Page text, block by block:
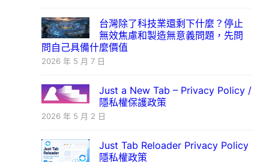
台灣除了科技業還剩下什麼？停止
無效焦慮和製造無意義問題，先問
問自己具備什麼價值
2026 年 5 月 7 日
Just a New Tab – Privacy Policy /
隱私權保護政策
2026 年 5 月 2 日
Just Tab Reloader Privacy Policy
隱私權政策